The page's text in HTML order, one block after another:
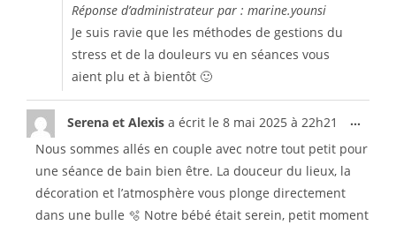
Réponse d’administrateur par : marine.younsi
Je suis ravie que les méthodes de gestions du
stress et de la douleurs vu en séances vous
aient plu et à bientôt 🙂
Serena et Alexis a écrit le 8 mai 2025 à 22h21
Nous sommes allés en couple avec notre tout petit pour
une séance de bain bien être. La douceur du lieux, la
décoration et l’atmosphère vous plonge directement
dans une bulle 🫧 Notre bébé était serein, petit moment
...